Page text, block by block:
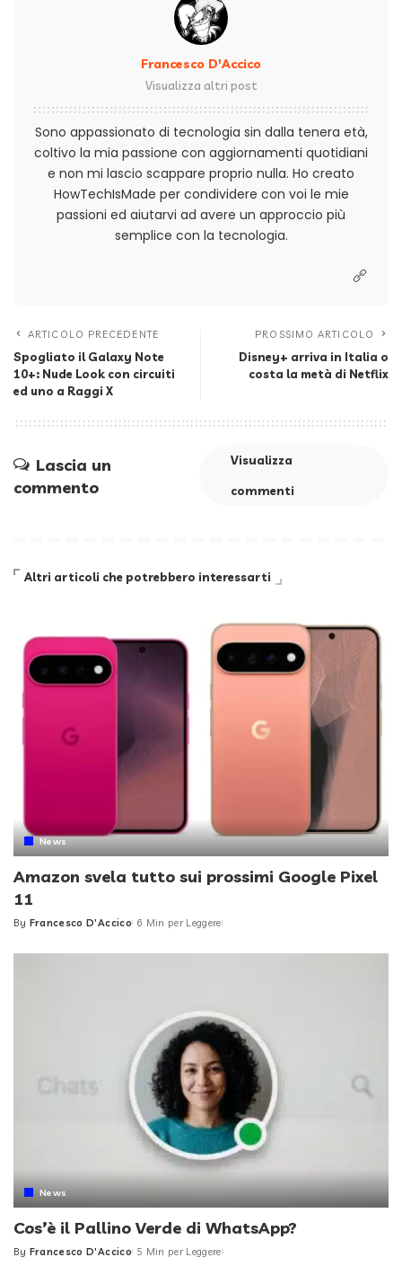
Francesco D'Accico
Visualizza altri post
Sono appassionato di tecnologia sin dalla tenera età,
coltivo la mia passione con aggiornamenti quotidiani
e non mi lascio scappare proprio nulla. Ho creato
HowTechIsMade per condividere con voi le mie
passioni ed aiutarvi ad avere un approccio più
semplice con la tecnologia.
ARTICOLO PRECEDENTE
Spogliato il Galaxy Note
10+: Nude Look con circuiti
ed uno a Raggi X
PROSSIMO ARTICOLO
Disney+ arriva in Italia o
costa la metà di Netflix
Lascia un
commento
Visualizza
commenti
Altri articoli che potrebbero interessarti
News
Amazon svela tutto sui prossimi Google Pixel
11
Posted
By Francesco D'Accico 6 Min per Leggere
News
Cos’è il Pallino Verde di WhatsApp?
Posted
By Francesco D'Accico 5 Min per Leggere